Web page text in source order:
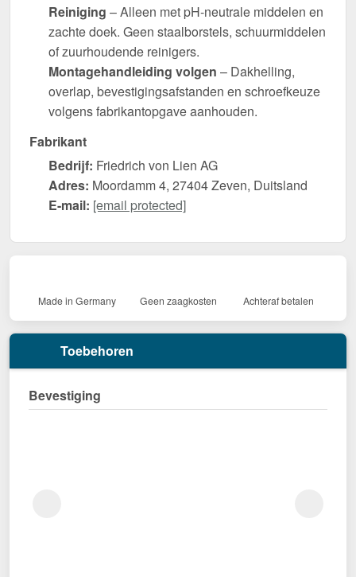
Reiniging – Alleen met pH-neutrale middelen en
zachte doek. Geen staalborstels, schuurmiddelen
of zuurhoudende reinigers.
Montagehandleiding volgen – Dakhelling,
overlap, bevestigingsafstanden en schroefkeuze
volgens fabrikantopgave aanhouden.
Fabrikant
Bedrijf: Friedrich von Lien AG
Adres: Moordamm 4, 27404 Zeven, Duitsland
E-mail: [email protected]
Made in Germany Geen zaagkosten Achteraf betalen
Toebehoren
Bevestiging